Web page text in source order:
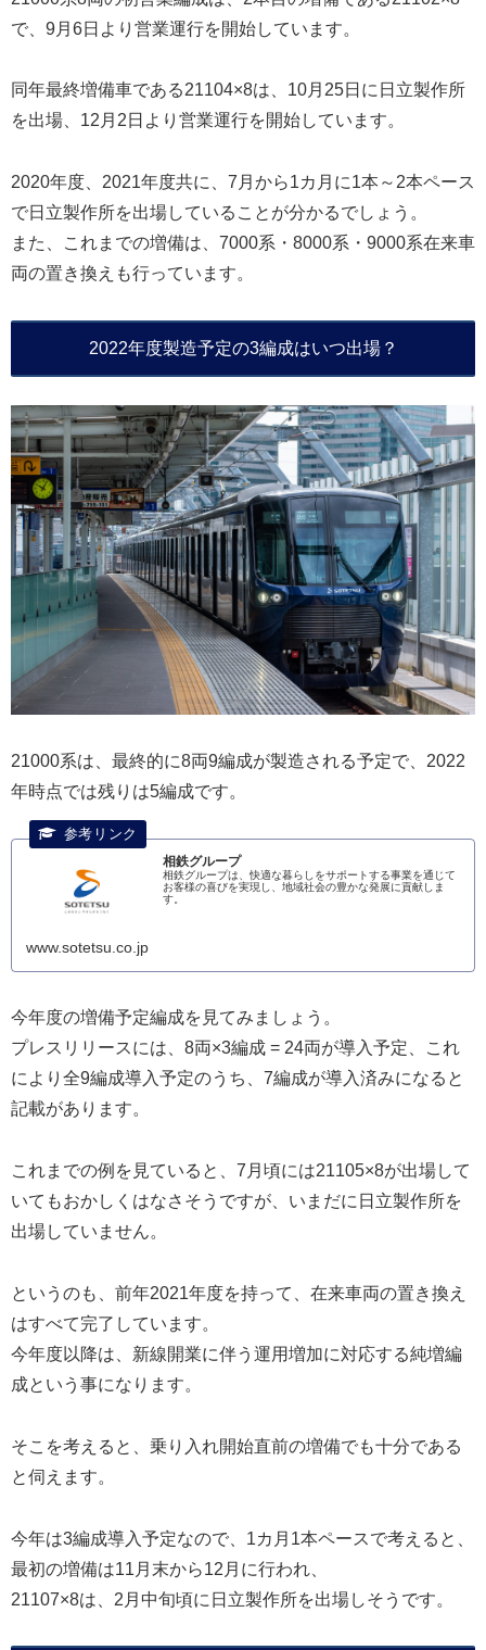
で、9月6日より営業運行を開始しています。
同年最終増備車である21104×8は、10月25日に日立製作所
を出場、12月2日より営業運行を開始しています。
2020年度、2021年度共に、7月から1カ月に1本～2本ペース
で日立製作所を出場していることが分かるでしょう。
また、これまでの増備は、7000系・8000系・9000系在来車
両の置き換えも行っています。
2022年度製造予定の3編成はいつ出場？
21000系は、最終的に8両9編成が製造される予定で、2022
年時点では残りは5編成です。
相鉄グループ
相鉄グループは、快適な暮らしをサポートする事業を通じて
お客様の喜びを実現し、地域社会の豊かな発展に貢献しま
す。
www.sotetsu.co.jp
今年度の増備予定編成を見てみましょう。
プレスリリースには、8両×3編成 = 24両が導入予定、これ
により全9編成導入予定のうち、7編成が導入済みになると
記載があります。
これまでの例を見ていると、7月頃には21105×8が出場して
いてもおかしくはなさそうですが、いまだに日立製作所を
出場していません。
というのも、前年2021年度を持って、在来車両の置き換え
はすべて完了しています。
今年度以降は、新線開業に伴う運用増加に対応する純増編
成という事になります。
そこを考えると、乗り入れ開始直前の増備でも十分である
と伺えます。
今年は3編成導入予定なので、1カ月1本ペースで考えると、
最初の増備は11月末から12月に行われ、
21107×8は、2月中旬頃に日立製作所を出場しそうです。